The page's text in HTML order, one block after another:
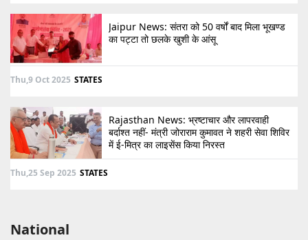
Jaipur News: संतरा को 50 वर्षों बाद मिला भूखण्ड
का पट्टा तो छलके खुशी के आंसू
Thu,9 Oct 2025 STATES
Rajasthan News: भ्रष्टाचार और लापरवाही
बर्दाश्त नहीं- मंत्री जोराराम कुमावत ने शहरी सेवा शिविर
में ई-मित्र का लाइसेंस किया निरस्त
Thu,25 Sep 2025 STATES
National